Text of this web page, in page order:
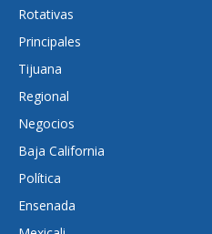
Rotativas
Principales
Tijuana
Regional
Negocios
Baja California
Política
Ensenada